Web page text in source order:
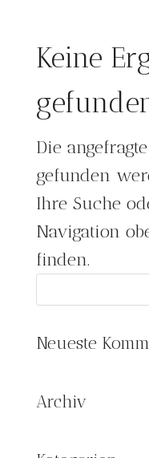
Keine
Die
gefunden
Ihre Suche
Navigation
finden.
Neueste
Archiv